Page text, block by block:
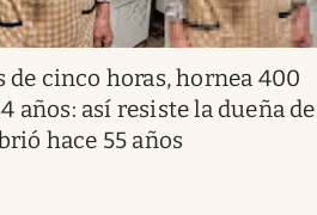
de cinco horas, hornea 400
años: así resiste la dueña de
hace 55 años